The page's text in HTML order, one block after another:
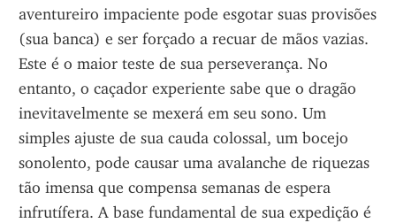
aventureiro impaciente pode esgotar suas provisões
(sua banca) e ser forçado a recuar de mãos vazias.
Este é o maior teste de sua perseverança. No
entanto, o caçador experiente sabe que o dragão
inevitavelmente se mexerá em seu sono. Um
simples ajuste de sua cauda colossal, um bocejo
sonolento, pode causar uma avalanche de riquezas
tão imensa que compensa semanas de espera
infrutífera. A base fundamental de sua expedição é